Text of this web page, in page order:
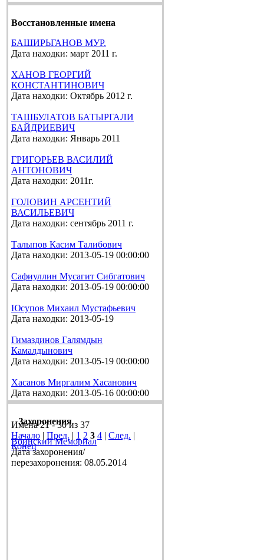
Восстановленные имена
БАШИРЬГАНОВ МУР.
Дата находки: март 2011 г.
ХАНОВ ГЕОРГИЙ
КОНСТАНТИНОВИЧ
Дата находки: Октябрь 2012 г.
ТАШБУЛАТОВ БАТЫРГАЛИ
БАЙДРИЕВИЧ
Дата находки: Январь 2011
ГРИГОРЬЕВ ВАСИЛИЙ
АНТОНОВИЧ
Дата находки: 2011г.
ГОЛОВИН АРСЕНТИЙ
ВАСИЛЬЕВИЧ
Дата находки: сентябрь 2011 г.
Талыпов Касим Талибович
Дата находки: 2013-05-19 00:00:00
Сафиуллин Мусагит Сибгатович
Дата находки: 2013-05-19 00:00:00
Юсупов Михаил Мустафьевич
Дата находки: 2013-05-19
Гимаздинов Галямдын
Камалдынович
Дата находки: 2013-05-19 00:00:00
Хасанов Миргалим Хасанович
Дата находки: 2013-05-16 00:00:00
Имена 21 - 30 из 37
Начало | Пред. | 1 2 3 4 | След. |
Конец
Захоронения
Воинский Мемориал
Дата захоронения/
перезахоронения: 08.05.2014